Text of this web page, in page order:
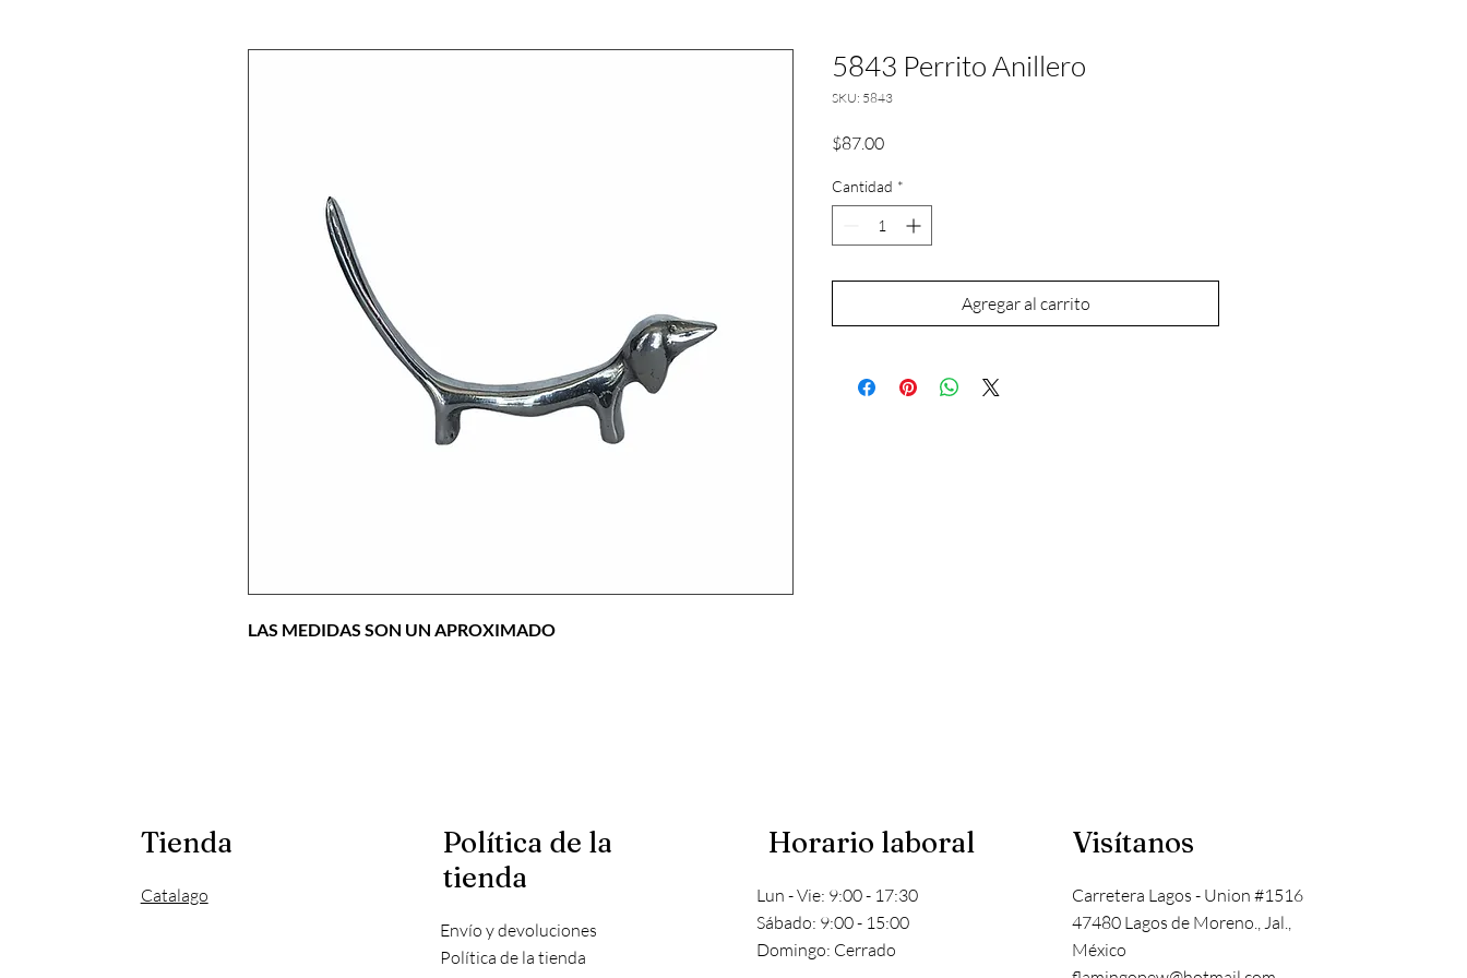
LAS MEDIDAS SON UN APROXIMADO
5843 Perrito Anillero
SKU: 5843
$87.00Precio
Cantidad *
Agregar al carrito
Tienda
Catalago
Política de la
tienda
Envío y devoluciones
Política de la tienda
Horario laboral
Lun - Vie: 9:00 - 17:30
​​Sábado: 9:00 - 15:00
​Domingo: Cerrado
Visítanos
Carretera Lagos - Union #1516
47480 Lagos de Moreno., Jal.,
México